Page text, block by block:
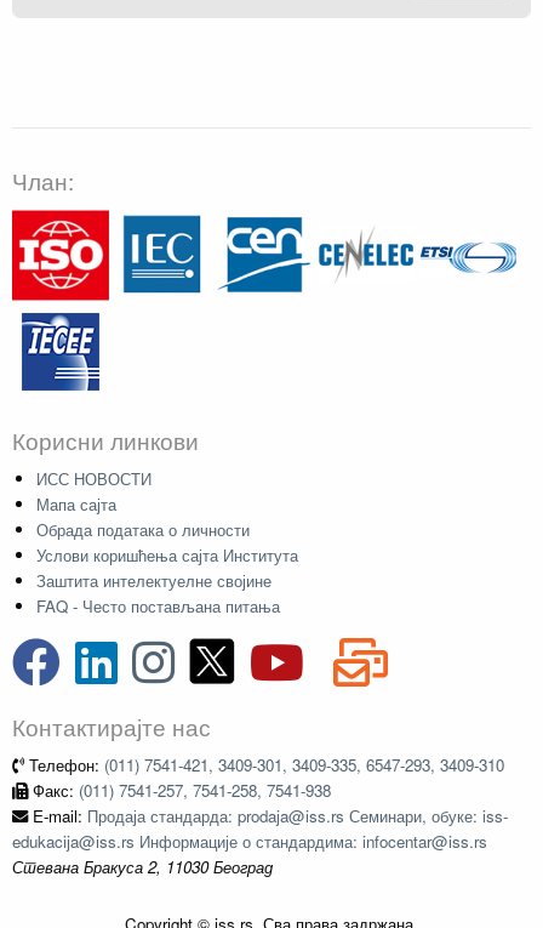
Члан:
Корисни линкови
ИСС НОВОСТИ
Мапа сајта
Обрада података о личности
Услови коришћења сајта Института
Заштита интелектуелне својине
FAQ - Често постављана питања
Контактирајте нас
Телефон: (011) 7541-421, 3409-301, 3409-335, 6547-293, 3409-310
Факс: (011) 7541-257, 7541-258, 7541-938
E-mail: Продаја стандарда: prodaja@iss.rs Семинари, обуке: iss-
edukacija@iss.rs Информације о стандардима: infocentar@iss.rs
Стевана Бракуса 2, 11030 Београд